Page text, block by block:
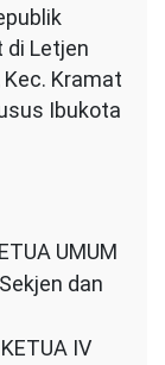
di Letjen
Kec. Kramat
Ibukota
UMUM
dan
IV